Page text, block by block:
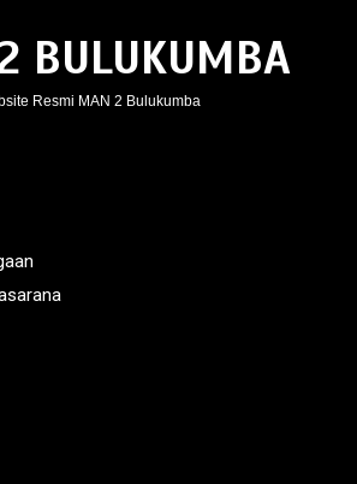
2 BULUKUMBA
Resmi MAN 2 Bulukumba